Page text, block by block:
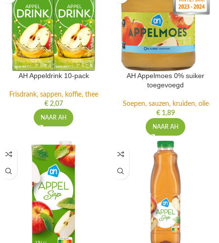
AH Appeldrink 10-pack
Frisdrank, sappen, koffie, thee
€2,07
NAAR AH
AH Appelmoes 0% suiker
toegevoegd
Soepen, sauzen, kruiden, olie
€1,89
NAAR AH